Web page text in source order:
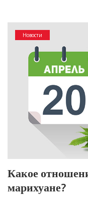
Новости
Какое
марихуане?